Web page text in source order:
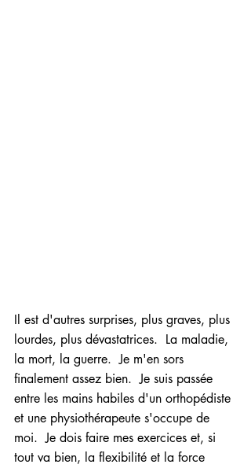
Il est d'autres surprises, plus graves, plus
lourdes, plus dévastatrices.  La maladie,
la mort, la guerre.  Je m'en sors
finalement assez bien.  Je suis passée
entre les mains habiles d'un orthopédiste
et une physiothérapeute s'occupe de
moi.  Je dois faire mes exercices et, si
tout va bien, la flexibilité et la force